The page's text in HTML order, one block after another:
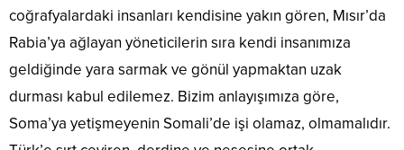
coğrafyalardaki insanları kendisine yakın gören, Mısır’da
Rabia’ya ağlayan yöneticilerin sıra kendi insanımıza
geldiğinde yara sarmak ve gönül yapmaktan uzak
durması kabul edilemez. Bizim anlayışımıza göre,
Soma’ya yetişmeyenin Somali’de işi olamaz, olmamalıdır.